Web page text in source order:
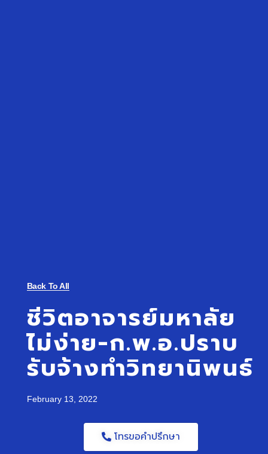
Back To All
ชีวิตอาจารย์มหาลัย
ไม่ง่าย-ก.พ.อ.ปราบ
รับจ้างทำวิทยานิพนธ์
February 13, 2022
โทรขอคำปรึกษา